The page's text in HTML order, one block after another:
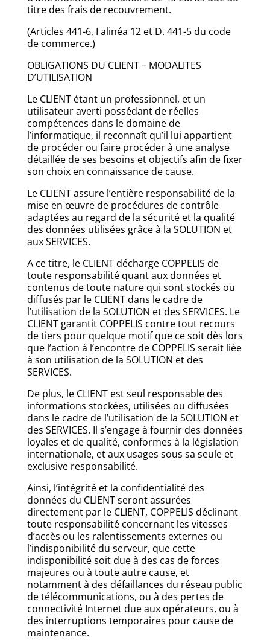
titre des frais de recouvrement.
(Articles 441-6, I alinéa 12 et D. 441-5 du code
de commerce.)
OBLIGATIONS DU CLIENT – MODALITES
D’UTILISATION
Le CLIENT étant un professionnel, et un
utilisateur averti possédant de réelles
compétences dans le domaine de
l’informatique, il reconnaît qu’il lui appartient
de procéder ou faire procéder à une analyse
détaillée de ses besoins et objectifs afin de fixer
son choix en connaissance de cause.
Le CLIENT assure l’entière responsabilité de la
mise en œuvre de procédures de contrôle
adaptées au regard de la sécurité et la qualité
des données utilisées grâce à la SOLUTION et
aux SERVICES.
A ce titre, le CLIENT décharge COPPELIS de
toute responsabilité quant aux données et
contenus de toute nature qui sont stockés ou
diffusés par le CLIENT dans le cadre de
l’utilisation de la SOLUTION et des SERVICES. Le
CLIENT garantit COPPELIS contre tout recours
de tiers pour quelque motif que ce soit dès lors
que l’action à l’encontre de COPPELIS serait liée
à son utilisation de la SOLUTION et des
SERVICES.
De plus, le CLIENT est seul responsable des
informations stockées, utilisées ou diffusées
dans le cadre de l’utilisation de la SOLUTION et
des SERVICES. Il s’engage à fournir des données
loyales et de qualité, conformes à la législation
internationale, et aux usages sous sa seule et
exclusive responsabilité.
Ainsi, l’intégrité et la confidentialité des
données du CLIENT seront assurées
directement par le CLIENT, COPPELIS déclinant
toute responsabilité concernant les vitesses
d’accès ou les ralentissements externes ou
l’indisponibilité du serveur, que cette
indisponibilité soit due à des cas de forces
majeures ou à toute autre cause, et
notamment à des défaillances du réseau public
de télécommunications, ou à des pertes de
connectivité Internet due aux opérateurs, ou à
des interruptions temporaires pour cause de
maintenance.